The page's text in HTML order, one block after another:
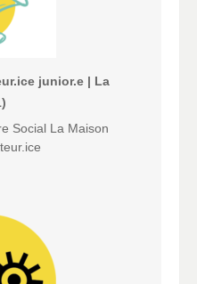
junior.e | La
Social La Maison